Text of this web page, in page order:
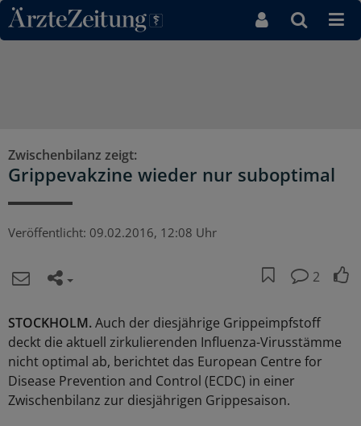
Direkt zum Inhaltsbereich
Zwischenbilanz zeigt:
Grippevakzine wieder nur suboptimal
Veröffentlicht: 09.02.2016, 12:08 Uhr
2
STOCKHOLM.Auch der diesjährige Grippeimpfstoff
deckt die aktuell zirkulierenden Influenza-Virusstämme
nicht optimal ab, berichtet das European Centre for
Disease Prevention and Control (ECDC) in einer
Zwischenbilanz zur diesjährigen Grippesaison.